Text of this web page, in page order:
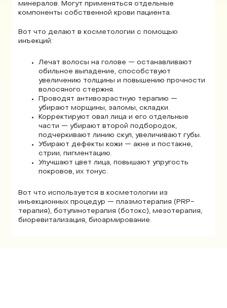
минералов. Могут применяться отдельные
компоненты собственной крови пациента.
Вот что делают в косметологии с помощью
инъекций:
Лечат волосы на голове — останавливают
обильное выпадение, способствуют
увеличению толщины и повышению прочности
волосяного стержня.
Проводят антивозрастную терапию —
убирают морщины, заломы, складки.
Корректируют овал лица и его отдельные
части — убирают второй подбородок,
подчеркивают линию скул, увеличивают губы.
Убирают дефекты кожи — акне и постакне,
стрии, пигментацию.
Улучшают цвет лица, повышают упругость
покровов, их тонус.
Вот что используется в косметологии из
инъекционных процедур — плазмотерапия (PRP-
терапия), ботулинотерапия (ботокс), мезотерапия,
биоревитализация, биоармирование.